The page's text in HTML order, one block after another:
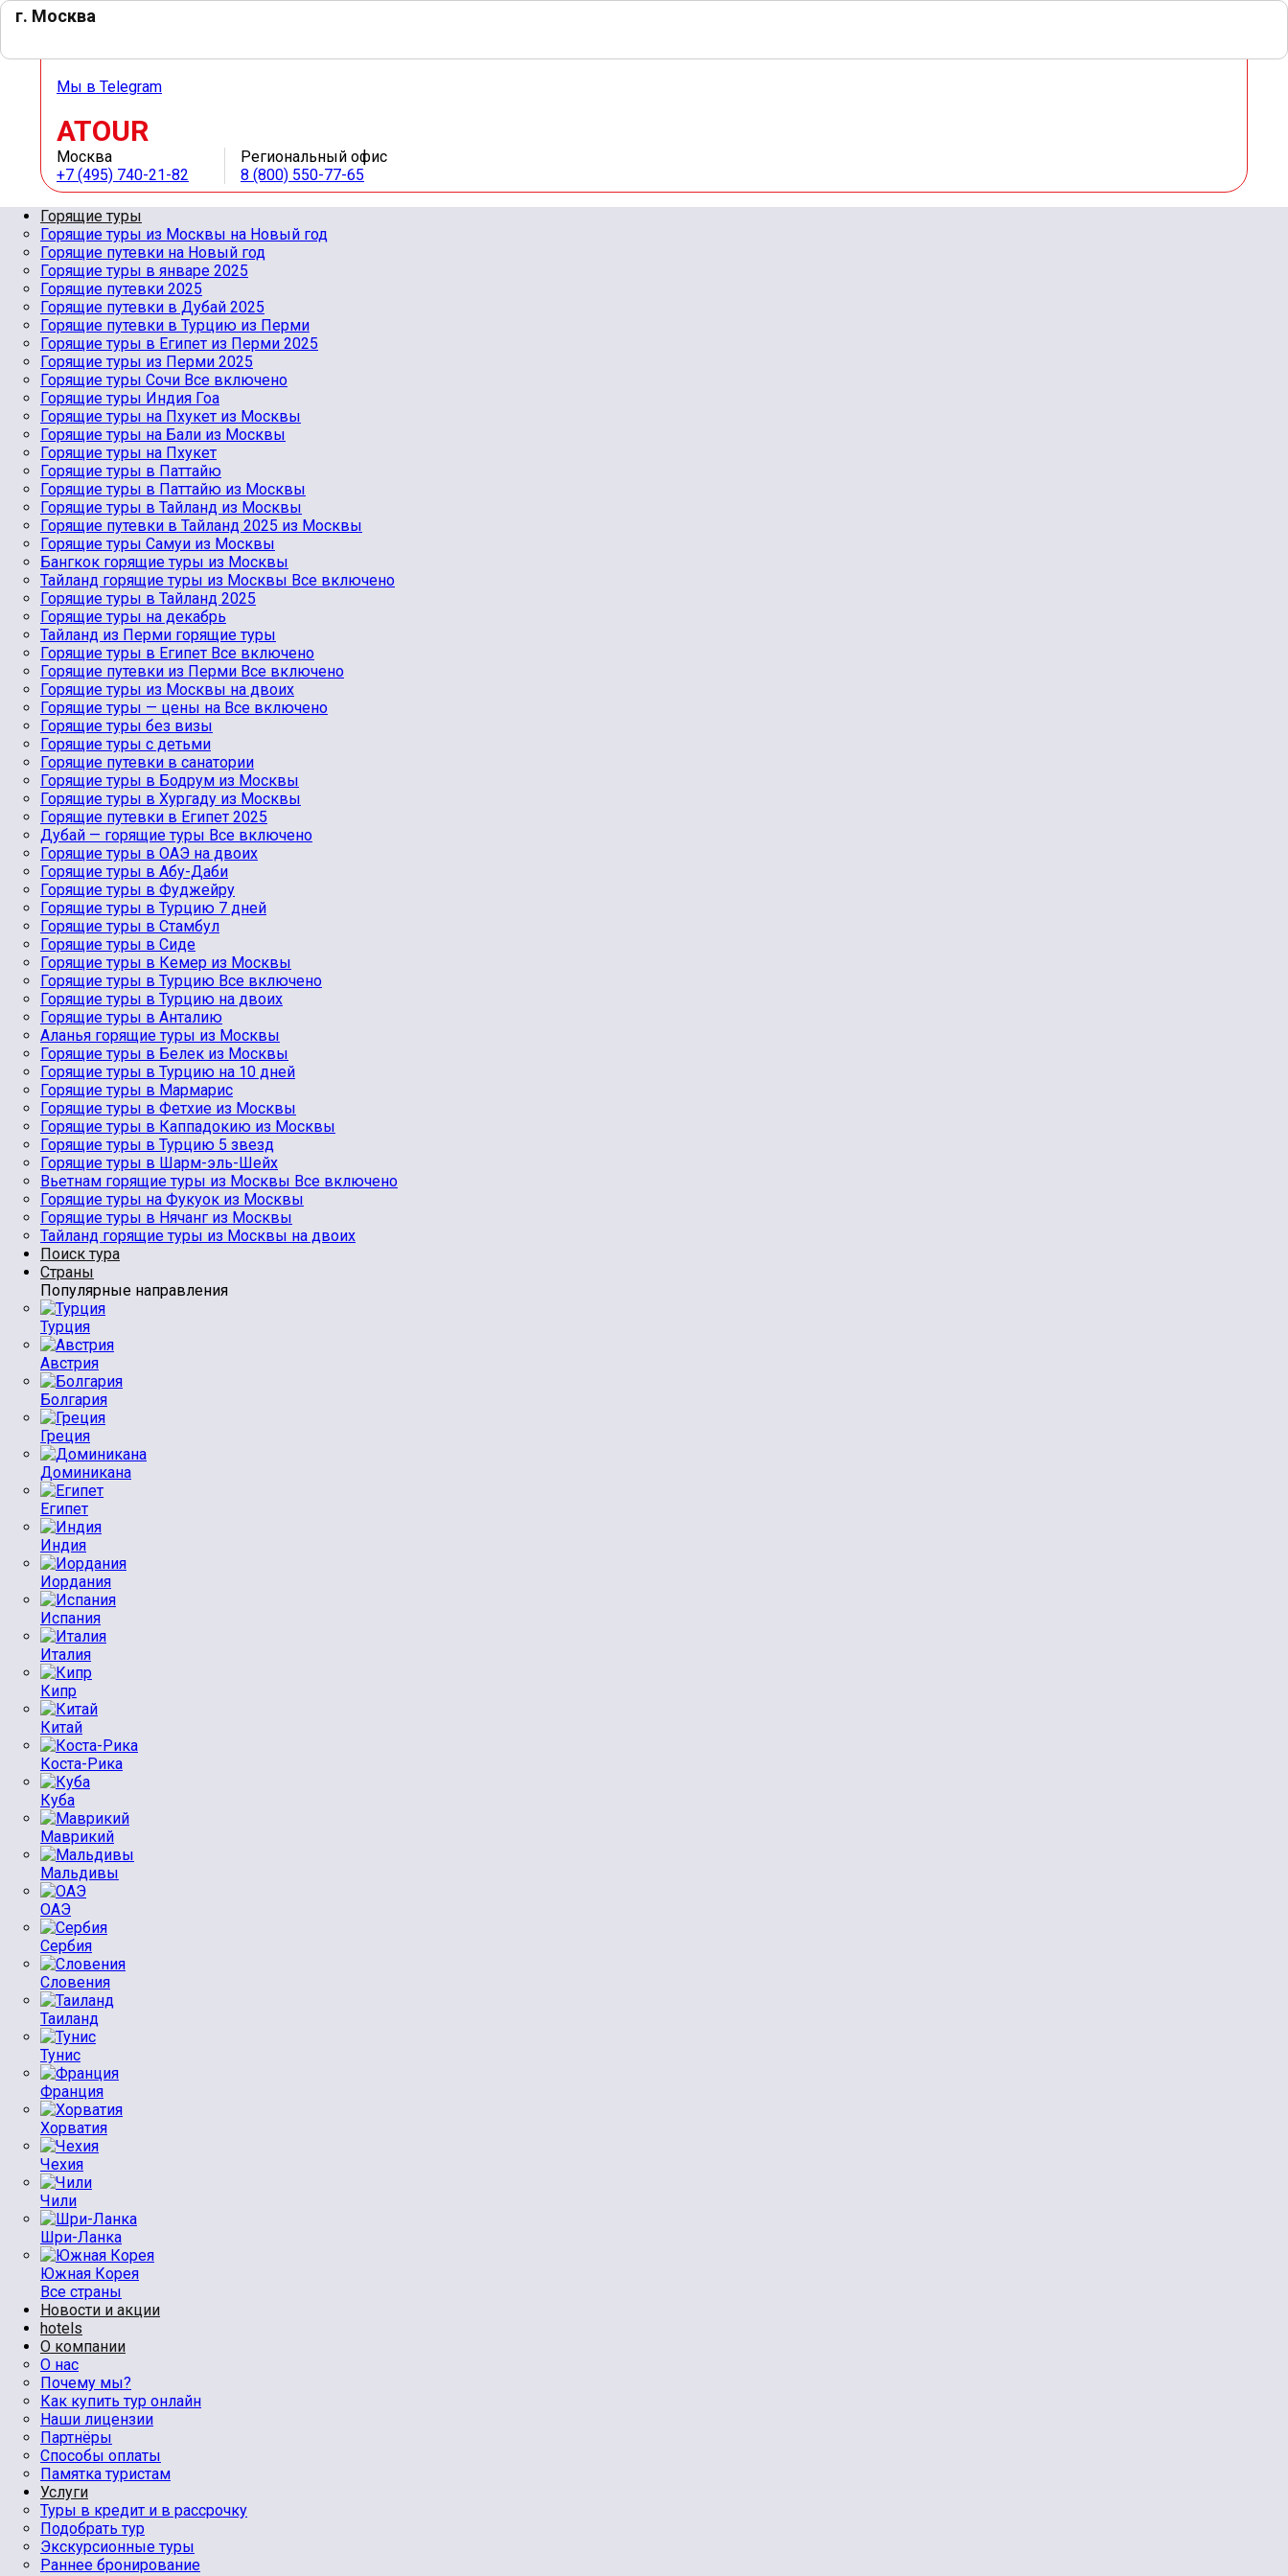
Мы в Telegram
ATOUR
Москва
+7 (495) 740-21-82
Региональный офис
8 (800) 550-77-65
Горящие туры
Горящие туры из Москвы на Новый год
Горящие путевки на Новый год
Горящие туры в январе 2025
Горящие путевки 2025
Горящие путевки в Дубай 2025
Горящие путевки в Турцию из Перми
Горящие туры в Египет из Перми 2025
Горящие туры из Перми 2025
Горящие туры Сочи Все включено
Горящие туры Индия Гоа
Горящие туры на Пхукет из Москвы
Горящие туры на Бали из Москвы
Горящие туры на Пхукет
Горящие туры в Паттайю
Горящие туры в Паттайю из Москвы
Горящие туры в Тайланд из Москвы
Горящие путевки в Тайланд 2025 из Москвы
Горящие туры Самуи из Москвы
Бангкок горящие туры из Москвы
Тайланд горящие туры из Москвы Все включено
Горящие туры в Тайланд 2025
Горящие туры на декабрь
Тайланд из Перми горящие туры
Горящие туры в Египет Все включено
Горящие путевки из Перми Все включено
Горящие туры из Москвы на двоих
Горящие туры — цены на Все включено
Горящие туры без визы
Горящие туры с детьми
Горящие путевки в санатории
Горящие туры в Бодрум из Москвы
Горящие туры в Хургаду из Москвы
Горящие путевки в Египет 2025
Дубай — горящие туры Все включено
Горящие туры в ОАЭ на двоих
Горящие туры в Абу-Даби
Горящие туры в Фуджейру
Горящие туры в Турцию 7 дней
Горящие туры в Стамбул
Горящие туры в Сиде
Горящие туры в Кемер из Москвы
Горящие туры в Турцию Все включено
Горящие туры в Турцию на двоих
Горящие туры в Анталию
Аланья горящие туры из Москвы
Горящие туры в Белек из Москвы
Горящие туры в Турцию на 10 дней
Горящие туры в Мармарис
Горящие туры в Фетхие из Москвы
Горящие туры в Каппадокию из Москвы
Горящие туры в Турцию 5 звезд
Горящие туры в Шарм-эль-Шейх
Вьетнам горящие туры из Москвы Все включено
Горящие туры на Фукуок из Москвы
Горящие туры в Нячанг из Москвы
Тайланд горящие туры из Москвы на двоих
Поиск тура
Страны
Популярные направления
Турция
Австрия
Болгария
Греция
Доминикана
Египет
Индия
Иордания
Испания
Италия
Кипр
Китай
Коста-Рика
Куба
Маврикий
Мальдивы
ОАЭ
Сербия
Словения
Таиланд
Тунис
Франция
Хорватия
Чехия
Чили
Шри-Ланка
Южная Корея
Все страны
Новости и акции
hotels
О компании
О нас
Почему мы?
Как купить тур онлайн
Наши лицензии
Партнёры
Способы оплаты
Памятка туристам
Услуги
Туры в кредит и в рассрочку
Подобрать тур
Экскурсионные туры
Раннее бронирование
г. Москва